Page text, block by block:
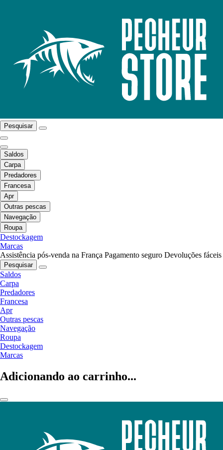
Pesquisar
Saldos
Carpa
Predadores
Francesa
Apr
Outras pescas
Navegação
Roupa
Destockagem
Marcas
Assistência pós-venda na França Pagamento seguro Devoluções fáceis
Pesquisar
Saldos
Carpa
Predadores
Francesa
Apr
Outras pescas
Navegação
Roupa
Destockagem
Marcas
Adicionando ao carrinho...